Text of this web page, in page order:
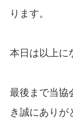
ります。
本日は以上に
最後まで当協
き誠にありが